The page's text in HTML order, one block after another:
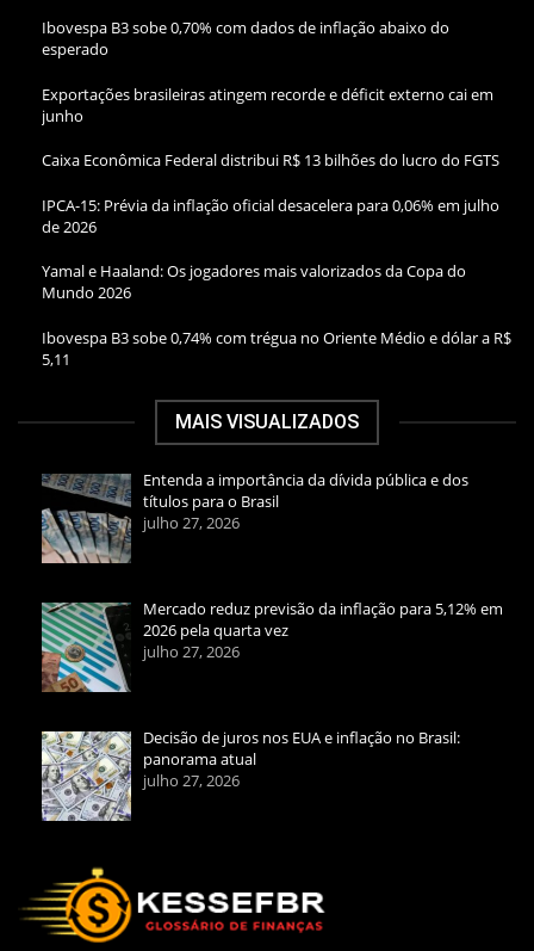
Ibovespa B3 sobe 0,70% com dados de inflação abaixo do
esperado
Exportações brasileiras atingem recorde e déficit externo cai em
junho
Caixa Econômica Federal distribui R$ 13 bilhões do lucro do FGTS
IPCA-15: Prévia da inflação oficial desacelera para 0,06% em julho
de 2026
Yamal e Haaland: Os jogadores mais valorizados da Copa do
Mundo 2026
Ibovespa B3 sobe 0,74% com trégua no Oriente Médio e dólar a R$
5,11
MAIS VISUALIZADOS
Entenda a importância da dívida pública e dos
títulos para o Brasil
julho 27, 2026
Mercado reduz previsão da inflação para 5,12% em
2026 pela quarta vez
julho 27, 2026
Decisão de juros nos EUA e inflação no Brasil:
panorama atual
julho 27, 2026